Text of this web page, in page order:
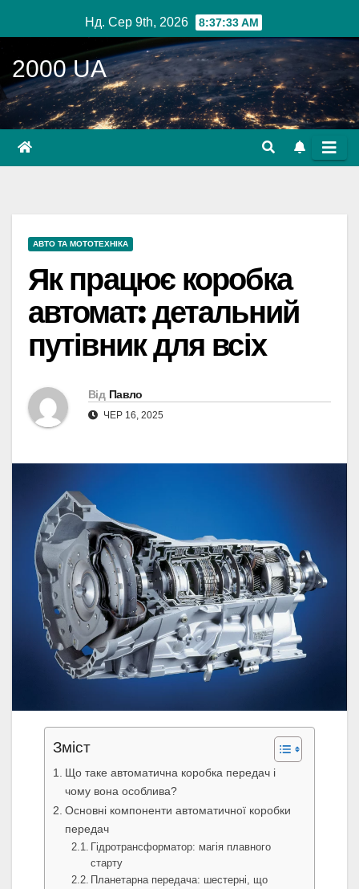
до
вмісту
Нд. Сер 9th, 2026 8:37:34 AM
2000 UA
АВТО ТА МОТОТЕХНІКА
Як працює коробка
автомат: детальний
путівник для всіх
Від Павло
ЧЕР 16, 2025
Зміст
Що таке автоматична коробка передач і
чому вона особлива?
Основні компоненти автоматичної коробки
передач
Гідротрансформатор: магія плавного
старту
Планетарна передача: шестерні, що